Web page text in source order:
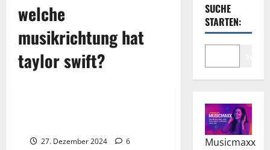
welche
musikrichtung hat
taylor swift?
27. Dezember 2024 6
SUCHE
STARTEN:
Musicmaxx